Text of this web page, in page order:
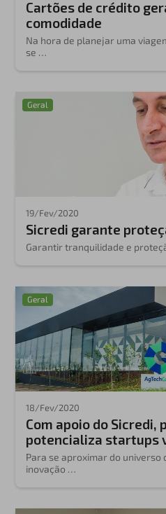
Cartões de crédito
comodidade
Na hora de planejar uma
se …
Geral
19/Fev/2020
Sicredi garante
Garantir tranquilidade e
Geral
18/Fev/2020
Com apoio do Sicredi,
potencializa startups
Para se aproximar do
inovação …